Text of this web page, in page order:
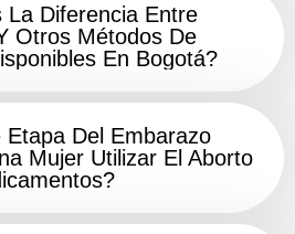
La Diferencia Entre
Otros Métodos De
En Bogotá?
Etapa Del Embarazo
Mujer Utilizar El Aborto